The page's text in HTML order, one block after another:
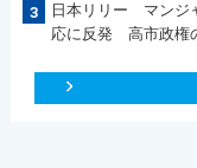
3
日本リリー マンジ
応に反発 高市政権